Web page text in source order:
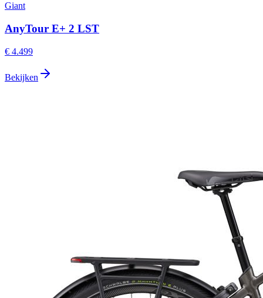
Giant
AnyTour E+ 2 LST
€ 4.499
Bekijken